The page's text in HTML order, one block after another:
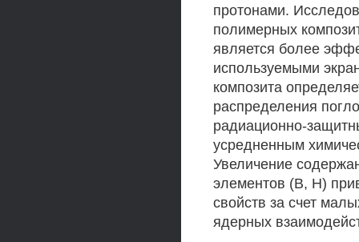
протонами.
полимерных
является более
используемыми
композита
распределения
радиационно-
усредненным
Увеличение
элементов (В, Н)
свойств за счет
ядерных